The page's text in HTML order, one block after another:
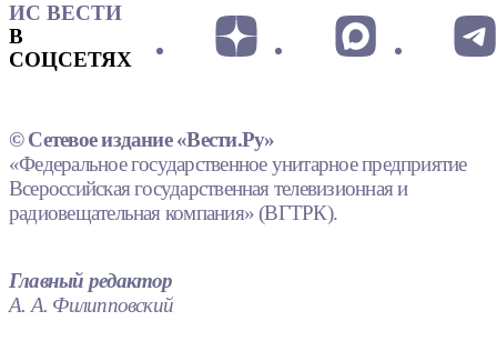
ИС ВЕСТИ
В
СОЦСЕТЯХ
© Сетевое издание «Вести.Ру»
«Федеральное государственное унитарное предприятие
Всероссийская государственная телевизионная и
радиовещательная компания» (ВГТРК).
Главный редактор
А. А. Филипповский